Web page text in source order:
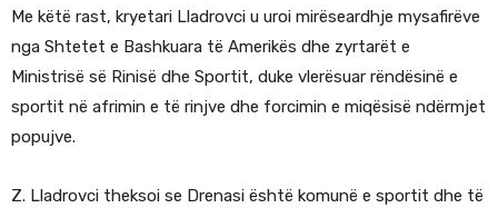
Me këtë rast, kryetari Lladrovci u uroi mirëseardhje mysafirëve
nga Shtetet e Bashkuara të Amerikës dhe zyrtarët e
Ministrisë së Rinisë dhe Sportit, duke vlerësuar rëndësinë e
sportit në afrimin e të rinjve dhe forcimin e miqësisë ndërmjet
popujve.
Z. Lladrovci theksoi se Drenasi është komunë e sportit dhe të